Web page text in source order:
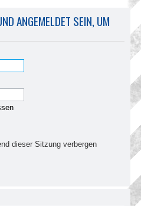
ANGEMELDET SEIN, UM
dieser Sitzung verbergen